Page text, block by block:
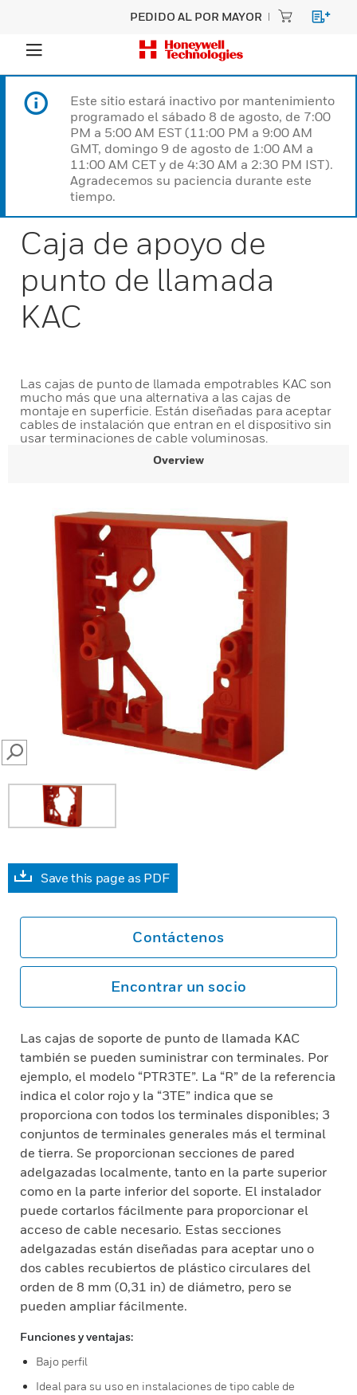
PEDIDO AL POR MAYOR
Este sitio estará inactivo por mantenimiento
programado el sábado 8 de agosto, de 7:00
PM a 5:00 AM EST (11:00 PM a 9:00 AM
GMT, domingo 9 de agosto de 1:00 AM a
11:00 AM CET y de 4:30 AM a 2:30 PM IST).
Agradecemos su paciencia durante este
tiempo.
Caja de apoyo de
punto de llamada
KAC
Las cajas de punto de llamada empotrables KAC son
mucho más que una alternativa a las cajas de
montaje en superficie. Están diseñadas para aceptar
cables de instalación que entran en el dispositivo sin
usar terminaciones de cable voluminosas.
Overview
SEARCH
Save this page as PDF
Contáctenos
Encontrar un socio
Las cajas de soporte de punto de llamada KAC
también se pueden suministrar con terminales. Por
ejemplo, el modelo “PTR3TE”. La “R” de la referencia
indica el color rojo y la “3TE” indica que se
proporciona con todos los terminales disponibles; 3
conjuntos de terminales generales más el terminal
de tierra. Se proporcionan secciones de pared
adelgazadas localmente, tanto en la parte superior
como en la parte inferior del soporte. El instalador
puede cortarlos fácilmente para proporcionar el
acceso de cable necesario. Estas secciones
adelgazadas están diseñadas para aceptar uno o
dos cables recubiertos de plástico circulares del
orden de 8 mm (0,31 in) de diámetro, pero se
pueden ampliar fácilmente.
Funciones y ventajas:
Bajo perfil
Ideal para su uso en instalaciones de tipo cable de